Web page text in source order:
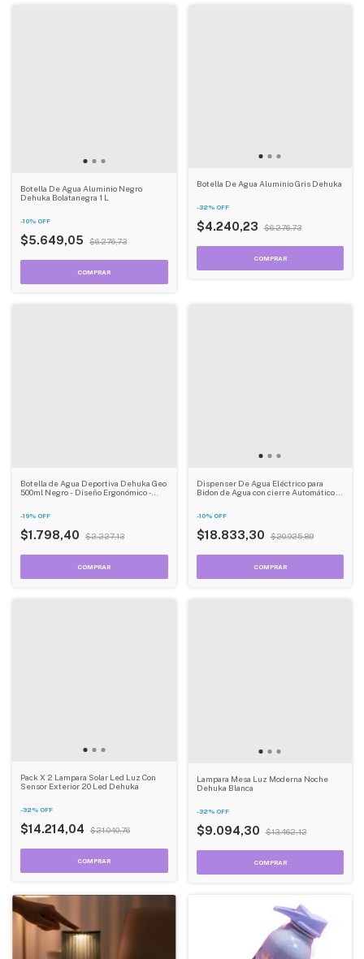
Botella De Agua Aluminio Negro
Dehuka Bolatanegra 1 L
-10% OFF
$5.649,05 $6.276,73
Botella De Agua Aluminio Gris Dehuka
-32% OFF
$4.240,23 $6.276,73
Botella de Agua Deportiva Dehuka Geo
500ml Negro - Diseño Ergonómico -
-19% OFF
$1.798,40 $2.227,13
Dispenser De Agua Eléctrico para
Bidon de Agua con cierre Automático Y
-10% OFF
$18.833,30 $20.925,89
Pack X 2 Lampara Solar Led Luz Con
Sensor Exterior 20 Led Dehuka
-32% OFF
$14.214,04 $21.040,76
Lampara Mesa Luz Moderna Noche
Dehuka Blanca
-32% OFF
$9.094,30 $13.462,12